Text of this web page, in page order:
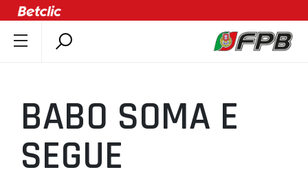
ÚLTIMAS
COMPETIÇÕES
ASSOCIAÇÕES
BABO SOMA E
SEGUE